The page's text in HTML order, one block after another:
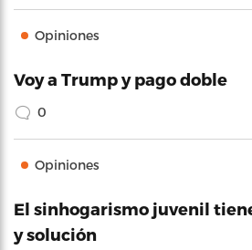
Opiniones
Voy a Trump y pago doble
0
Opiniones
El sinhogarismo juvenil
y solución